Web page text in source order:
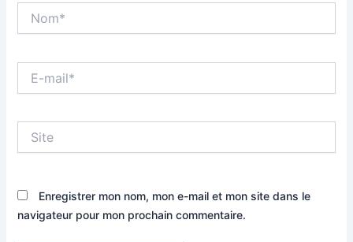
mail*
Enregistrer mon nom, mon e-mail et mon site dans le
navigateur pour mon prochain commentaire.